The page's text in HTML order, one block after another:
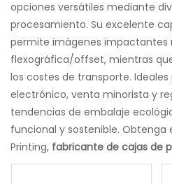
opciones versátiles mediante
procesamiento. Su excelente
permite imágenes impactantes
flexográfica/offset, mientras
los costes de transporte.
electrónico, venta minorista y
tendencias de embalaje
funcional y sostenible. Obtenga
Printing, fabricante de cajas de